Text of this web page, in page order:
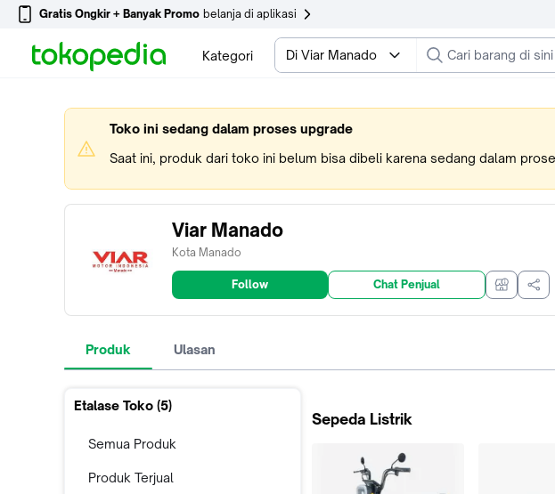
Gratis Ongkir + Banyak Promo belanja di aplikasi
Kategori Di Viar Manado
Toko ini sedang dalam proses upgrade
Saat ini, produk dari toko ini belum bisa dibeli karena sedang dalam
Viar Manado
Kota Manado
Follow Chat Penjual
Produk Ulasan
Etalase Toko (5)
Semua Produk
Produk Terjual
Sepeda Listrik